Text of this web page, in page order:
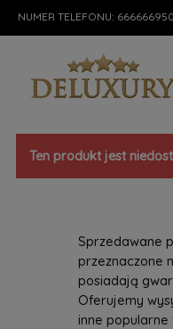
NUMER TELEFONU: 666666950
Ten produkt jest
Sprzedawane
przeznaczone
posiadają
Oferujemy
inne popularne